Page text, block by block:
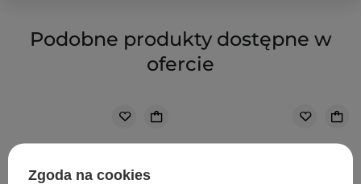
Podobne produkty dostępne w
ofercie
Zgoda na cookies